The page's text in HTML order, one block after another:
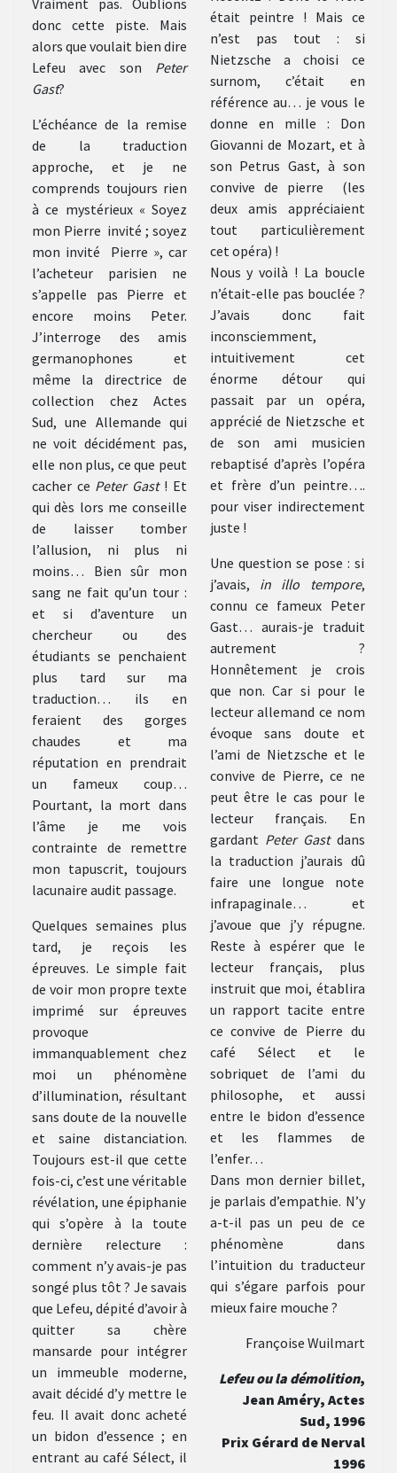
Vraiment pas. Oublions
donc cette piste. Mais
alors que voulait bien dire
Lefeu avec son Peter
Gast?
L’échéance de la remise
de la traduction
approche, et je ne
comprends toujours rien
à ce mystérieux « Soyez
mon Pierre invité ; soyez
mon invité Pierre », car
l’acheteur parisien ne
s’appelle pas Pierre et
encore moins Peter.
J’interroge des amis
germanophones et
même la directrice de
collection chez Actes
Sud, une Allemande qui
ne voit décidément pas,
elle non plus, ce que peut
cacher ce Peter Gast! Et
qui dès lors me conseille
de laisser tomber
l’allusion, ni plus ni
moins… Bien sûr mon
sang ne fait qu’un tour :
et si d’aventure un
chercheur ou des
étudiants se penchaient
plus tard sur ma
traduction… ils en
feraient des gorges
chaudes et ma
réputation en prendrait
un fameux coup…
Pourtant, la mort dans
l’âme je me vois
contrainte de remettre
mon tapuscrit, toujours
lacunaire audit passage.
Quelques semaines plus
tard, je reçois les
épreuves. Le simple fait
de voir mon propre texte
imprimé sur épreuves
provoque
immanquablement chez
moi un phénomène
d’illumination, résultant
sans doute de la nouvelle
et saine distanciation.
Toujours est-il que cette
fois-ci, c’est une véritable
révélation, une épiphanie
qui s’opère à la toute
dernière relecture :
comment n’y avais-je pas
songé plus tôt ? Je savais
que Lefeu, dépité d’avoir à
quitter sa chère
mansarde pour intégrer
un immeuble moderne,
avait décidé d’y mettre le
feu. Il avait donc acheté
un bidon d’essence ; en
entrant au café Sélect, il
était peintre ! Mais ce
n’est pas tout : si
Nietzsche a choisi ce
surnom, c’était en
référence au… je vous le
donne en mille : Don
Giovanni de Mozart, et à
son Petrus Gast, à son
convive de pierre (les
deux amis appréciaient
tout particulièrement
cet opéra) !
Nous y voilà ! La boucle
n’était-elle pas bouclée ?
J’avais donc fait
inconsciemment,
intuitivement cet
énorme détour qui
passait par un opéra,
apprécié de Nietzsche et
de son ami musicien
rebaptisé d’après l’opéra
et frère d’un peintre….
pour viser indirectement
juste !
Une question se pose : si
j’avais, in illo tempore,
connu ce fameux Peter
Gast… aurais-je traduit
autrement ?
Honnêtement je crois
que non. Car si pour le
lecteur allemand ce nom
évoque sans doute et
l’ami de Nietzsche et le
convive de Pierre, ce ne
peut être le cas pour le
lecteur français. En
gardant Peter Gastdans
la traduction j’aurais dû
faire une longue note
infrapaginale… et
j’avoue que j’y répugne.
Reste à espérer que le
lecteur français, plus
instruit que moi, établira
un rapport tacite entre
ce convive de Pierre du
café Sélect et le
sobriquet de l’ami du
philosophe, et aussi
entre le bidon d’essence
et les flammes de
l’enfer…
Dans mon dernier billet,
je parlais d’empathie. N’y
a-t-il pas un peu de ce
phénomène dans
l’intuition du traducteur
qui s’égare parfois pour
mieux faire mouche ?
Françoise Wuilmart
Lefeu ou la démolition,
Jean Améry, Actes
Sud, 1996
Prix Gérard de Nerval
1996